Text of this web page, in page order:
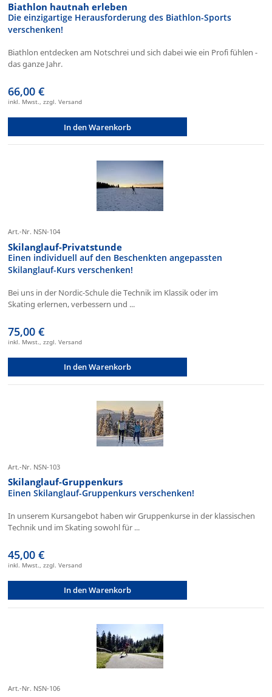
Biathlon hautnah erleben
Die einzigartige Herausforderung des Biathlon-Sports
verschenken!
Biathlon entdecken am Notschrei und sich dabei wie ein Profi fühlen -
das ganze Jahr.
66,00 €
inkl. Mwst., zzgl. Versand
In den Warenkorb
Art.-Nr. NSN-104
Skilanglauf-Privatstunde
Einen individuell auf den Beschenkten angepassten
Skilanglauf-Kurs verschenken!
Bei uns in der Nordic-Schule die Technik im Klassik oder im
Skating erlernen, verbessern und ...
75,00 €
inkl. Mwst., zzgl. Versand
In den Warenkorb
Art.-Nr. NSN-103
Skilanglauf-Gruppenkurs
Einen Skilanglauf-Gruppenkurs verschenken!
In unserem Kursangebot haben wir Gruppenkurse in der klassischen
Technik und im Skating sowohl für ...
45,00 €
inkl. Mwst., zzgl. Versand
In den Warenkorb
Art.-Nr. NSN-106